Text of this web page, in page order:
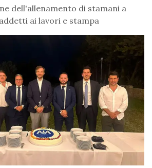
dell'allenamento di stamani a
ai lavori e stampa